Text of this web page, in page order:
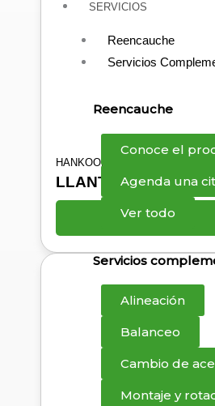
SERVICIOS
Reencauche
Servicios
Reencauche
Conoce el
Agenda una
Ver todo
Servicios
Alineación
Balanceo
Cambio de
Montaje y
HANKOOK
LLANTA 12R22.5